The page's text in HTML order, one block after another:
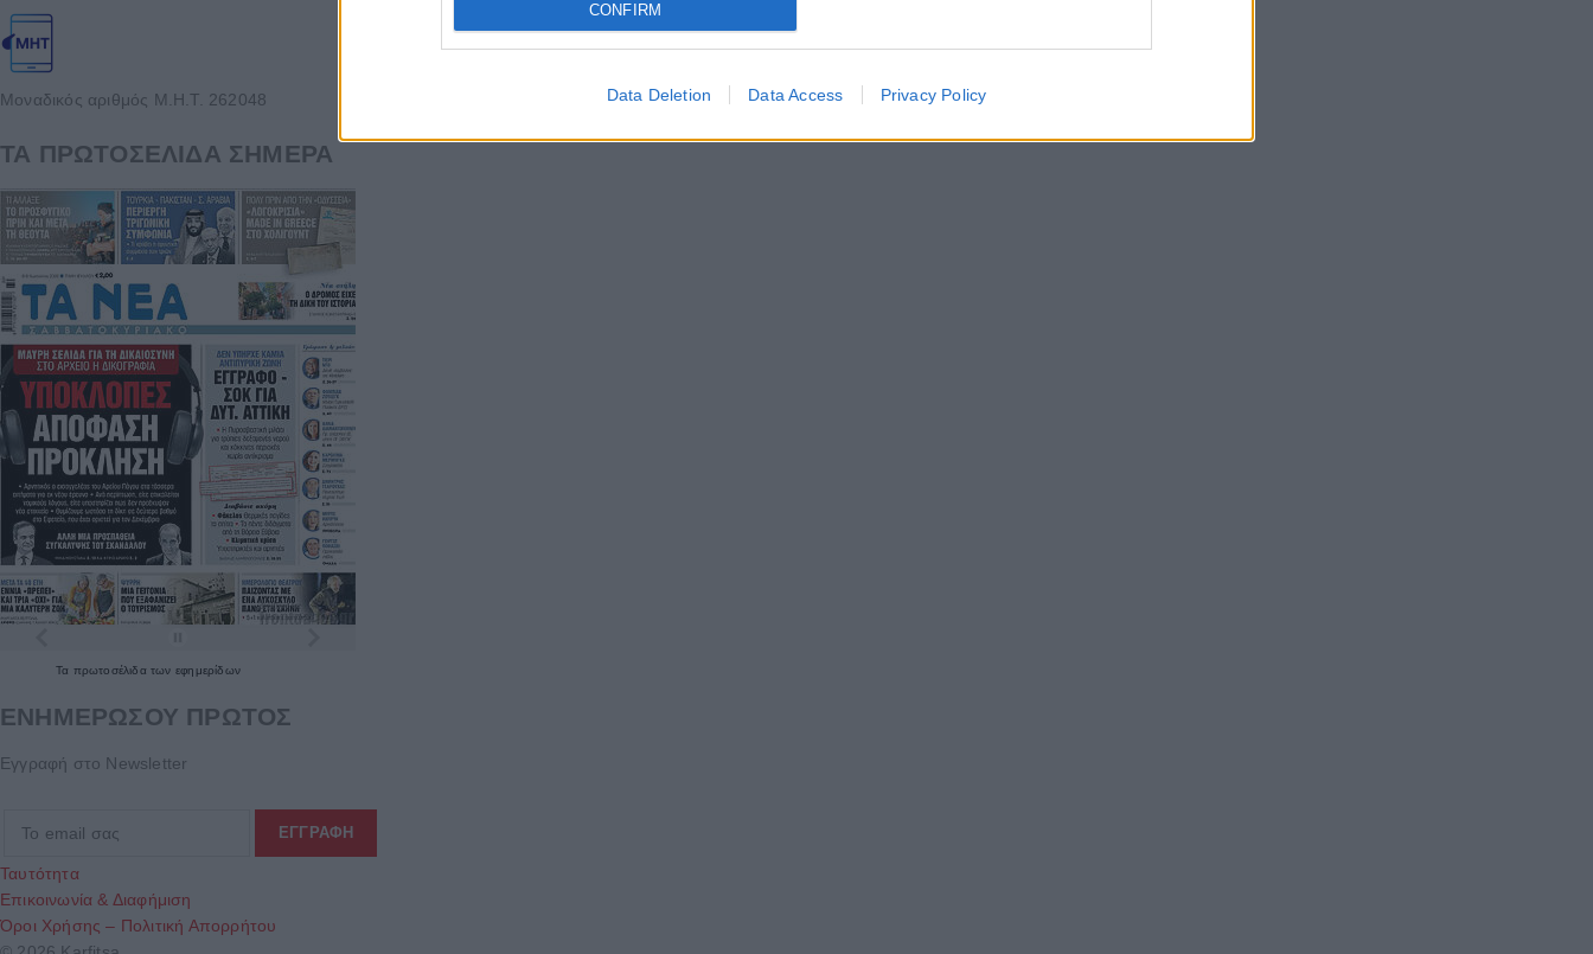
CONFIRM
Data Deletion Data Access Privacy Policy
Μοναδικός αριθμός Μ.Η.Τ. 262048
ΤΑ ΠΡΩΤΟΣΕΛΙΔΑ ΣΗΜΕΡΑ
Τα πρωτοσέλιδατων εφημερίδων
ΕΝΗΜΕΡΩΣΟΥ ΠΡΩΤΟΣ
Εγγραφή στο Newsletter
Ταυτότητα
Επικοινωνία & Διαφήμιση
Όροι Χρήσης – Πολιτική Απορρήτου